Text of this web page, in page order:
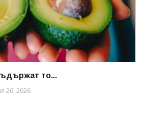
то...
26, 2026